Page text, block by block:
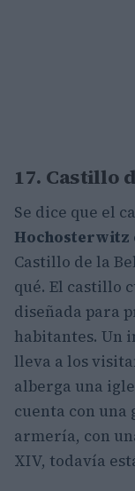
17. Castillo
Se dice que el
Hochosterwitz
Castillo de la
qué. El castillo
diseñada para
habitantes.
lleva a los
alberga una
cuenta con una
armería, con
XIV, todavía